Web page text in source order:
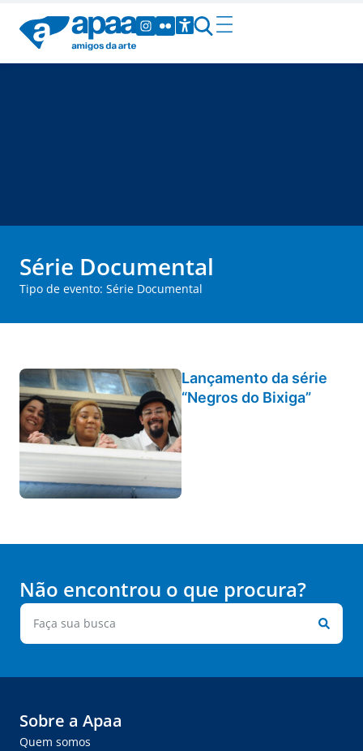
Série Documental
Tipo de evento: Série Documental
Lançamento da série
“Negros do Bixiga”
Não encontrou o que procura?
Sobre a Apaa
Quem somos